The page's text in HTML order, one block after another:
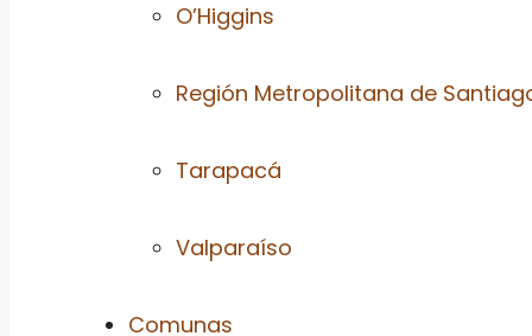
O’Higgins
Región Metropolitana de
Tarapacá
Valparaíso
Comunas